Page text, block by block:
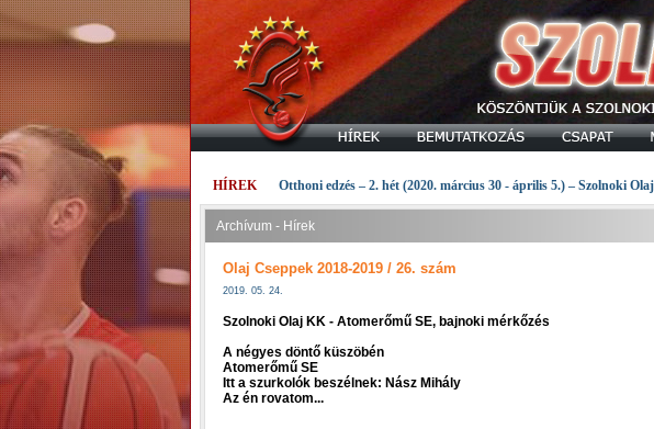
HÍREK Otthoni edzés – 2. hét (2020. március 30 - április 5.) – Szolnoki
Archívum - Hírek
Olaj Cseppek 2018-2019 / 26. szám
2019. 05. 24.
Szolnoki Olaj KK - Atomerőmű SE, bajnoki mérkőzés
A négyes döntő küszöbén
Atomerőmű SE
Itt a szurkolók beszélnek: Nász Mihály
Az én rovatom...